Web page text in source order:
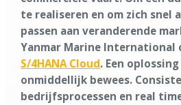
te realiseren en om zich snel
passen aan veranderende
Yanmar Marine International
S/4HANA Cloud. Een
onmiddellijk bewees.
bedrijfsprocessen en real